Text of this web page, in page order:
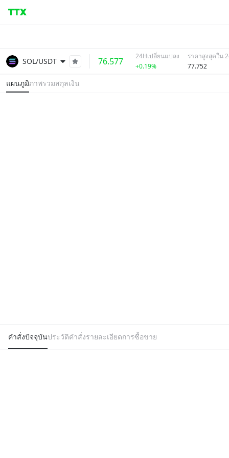
SOL/USDT 76.577
24Hเปลี่ยนแปลง
+0.19%
ราคาสูงสุดใน
77.752
แผนภูมิภาพรวมสกุลเงิน
คำสั่งปัจจุบันประวัติคำสั่งรายละเอียดการซื้อขาย